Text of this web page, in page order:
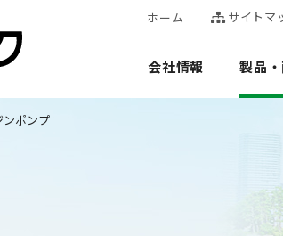
ホーム サイトマ
会社情報 製品
ンポンプ